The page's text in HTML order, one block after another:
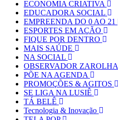
ECONOMIA CRIATIVA
EDUCADORA SOCIAL
EMPREENDA DO 0 AO 21
ESPORTES EM AÇÃO
FIQUE POR DENTRO
MAIS SAÚDE
NA SOCIAL
OBSERVADOR ZAROLHA
PÕE NA AGENDA
PROMOÇÕES & AGITOS
SE LIGA NA LUSIÊ
TÁ BELÊ
Tecnologia & Inovação